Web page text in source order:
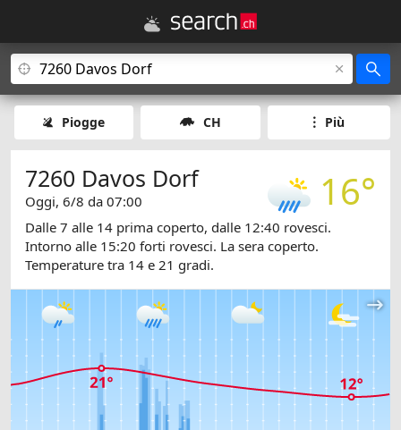
Piogge CH Più
16°
7260 Davos Dorf
Oggi, 6/8 da 07:00
Dalle 7 alle 14 prima coperto, dalle 12:40 rovesci.
Intorno alle 15:20 forti rovesci. La sera coperto.
Temperature tra 14 e 21 gradi.